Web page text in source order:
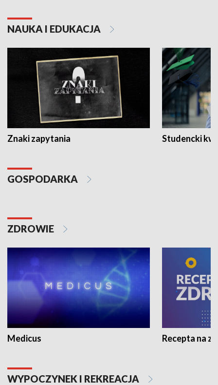
NAUKA I EDUKACJA
Znaki zapytania Studencki
GOSPODARKA
ZDROWIE
Medicus Recepta na
WYPOCZYNEK I REKREACJA